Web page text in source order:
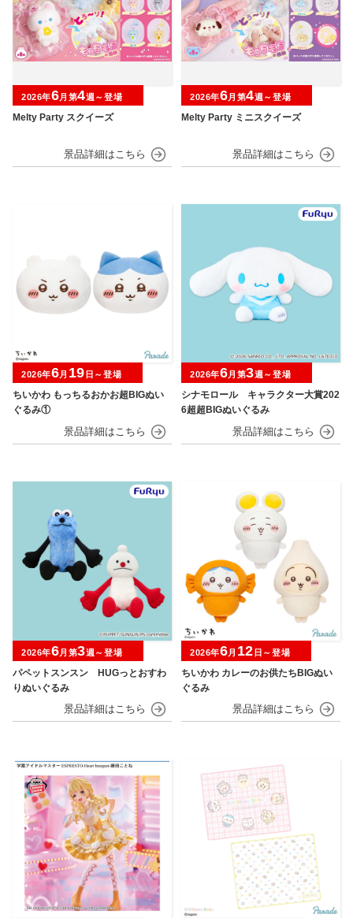
Melty Party スクイーズ
2026年6月第4週～登場
Melty Party ミニスクイーズ
2026年6月第4週～登場
ちいかわ もっちるおかお超BIGぬい
ぐるみ①
2026年6月 19 日～登場
シナモロール キャラクター大賞202
6超超BIGぬいぐるみ
2026年6月第3週～登場
パペットスンスン HUGっとおすわ
りぬいぐるみ
2026年6月第3週～登場
ちいかわ カレーのお供たちBIGぬい
ぐるみ
2026年6月 12 日～登場